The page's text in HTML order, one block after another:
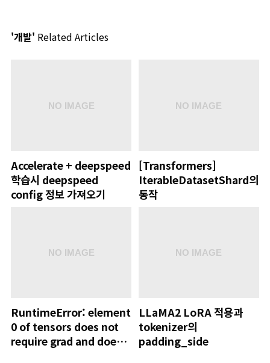
'개발' Related Articles
Accelerate + deepspeed
학습시 deepspeed
config 정보 가져오기
[Transformers]
IterableDatasetShard의
동작
RuntimeError: element
0 of tensors does not
require grad and does
LLaMA2 LoRA 적용과
tokenizer의
padding_side